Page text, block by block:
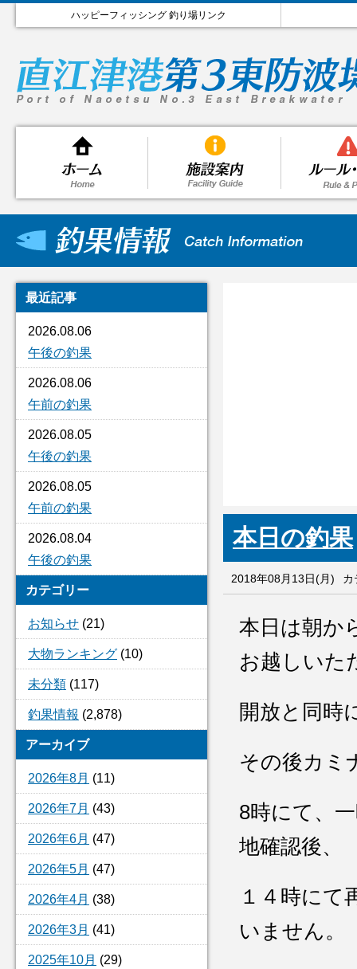
ハッピーフィッシング 釣り場リンク
最近記事
2026.08.06
午後の釣果
2026.08.06
午前の釣果
2026.08.05
午後の釣果
2026.08.05
午前の釣果
2026.08.04
午後の釣果
カテゴリー
お知らせ (21)
大物ランキング (10)
未分類 (117)
釣果情報 (2,878)
アーカイブ
2026年8月 (11)
2026年7月 (43)
2026年6月 (47)
2026年5月 (47)
2026年4月 (38)
2026年3月 (41)
2025年10月 (29)
本日の釣果
2018年08月13日(月) カ
本日は朝か
お越しいた
開放と同時
その後カミ
8時にて、
地確認後、
１４時にて
いません。